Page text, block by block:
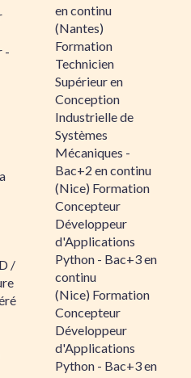
-
/
en continu
(Nantes)
Formation
Technicien
Supérieur en
Conception
Industrielle de
Systèmes
Mécaniques -
Bac+2 en continu
(Nice) Formation
Concepteur
Développeur
d'Applications
Python - Bac+3 en
continu
(Nice) Formation
Concepteur
Développeur
d'Applications
Python - Bac+3 en